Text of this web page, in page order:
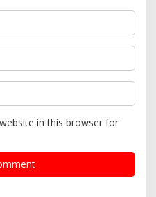
in this browser for